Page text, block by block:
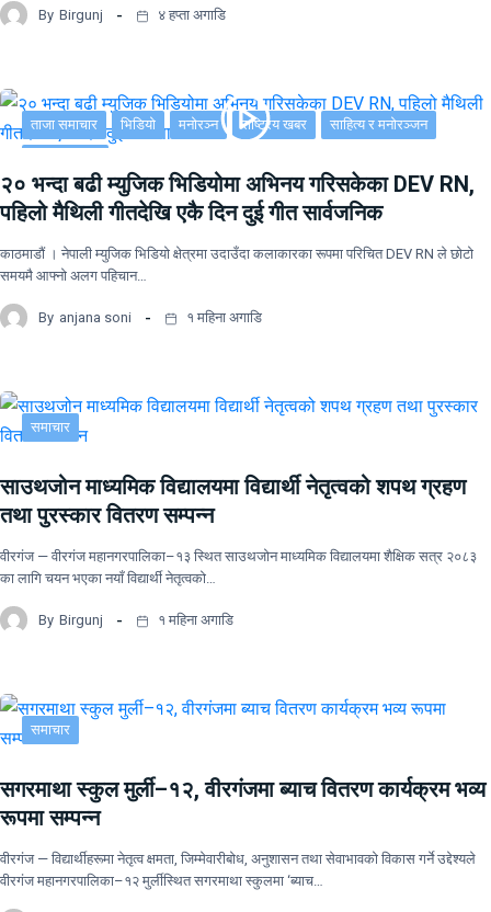
By Birgunj ४ हप्ता अगाडि
ताजा समाचार भिडियो मनोरञ्न राष्ट्रिय खबर साहित्य र मनोरञ्जन
२० भन्दा बढी म्युजिक भिडियोमा अभिनय गरिसकेका DEV RN,
पहिलो मैथिली गीतदेखि एकै दिन दुई गीत सार्वजनिक
काठमाडौं । नेपाली म्युजिक भिडियो क्षेत्रमा उदाउँदा कलाकारका रूपमा परिचित DEV RN ले छोटो
समयमै आफ्नो अलग पहिचान…
By anjana soni १ महिना अगाडि
समाचार
साउथजोन माध्यमिक विद्यालयमा विद्यार्थी नेतृत्वको शपथ ग्रहण
तथा पुरस्कार वितरण सम्पन्न
वीरगंज — वीरगंज महानगरपालिका–१३ स्थित साउथजोन माध्यमिक विद्यालयमा शैक्षिक सत्र २०८३
का लागि चयन भएका नयाँ विद्यार्थी नेतृत्वको…
By Birgunj १ महिना अगाडि
समाचार
सगरमाथा स्कुल मुर्ली–१२, वीरगंजमा ब्याच वितरण कार्यक्रम भव्य
रूपमा सम्पन्न
वीरगंज — विद्यार्थीहरूमा नेतृत्व क्षमता, जिम्मेवारीबोध, अनुशासन तथा सेवाभावको विकास गर्ने उद्देश्यले
वीरगंज महानगरपालिका–१२ मुर्लीस्थित सगरमाथा स्कुलमा ‘ब्याच…